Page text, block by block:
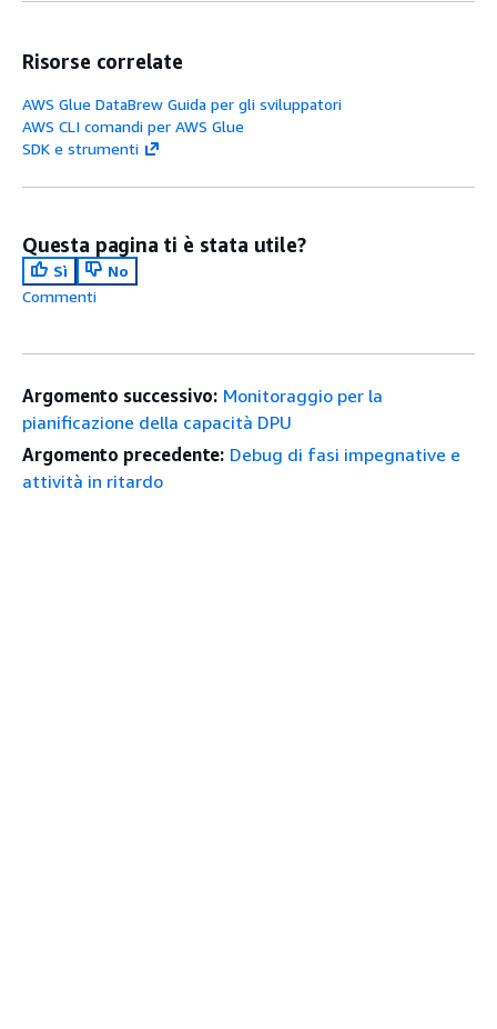
Risorse correlate
AWS Glue DataBrew Guida per gli sviluppatori
AWS CLI comandi per AWS Glue
SDK e strumenti
Questa pagina ti è stata utile?
Sì
No
Commenti
Argomento successivo: Monitoraggio per la
pianificazione della capacità DPU
Argomento precedente: Debug di fasi impegnative e
attività in ritardo